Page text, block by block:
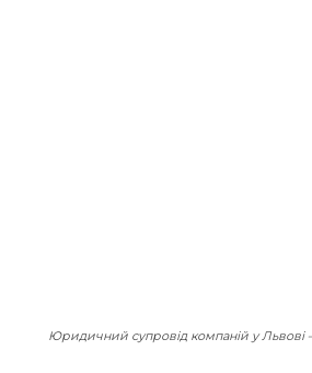
Юридичний супровід компаній у Львові